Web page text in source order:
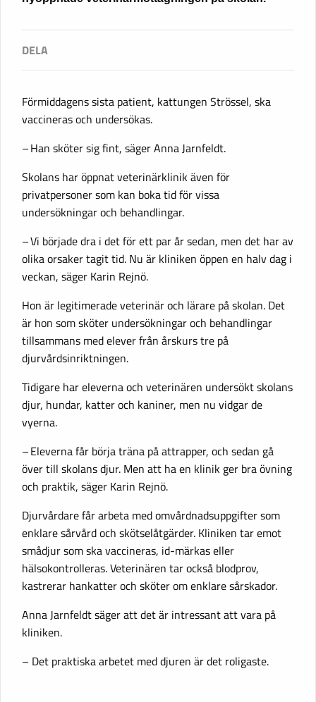
Förmiddagens sista patient, kattungen Strössel, ska
vaccineras och undersökas.
– Han sköter sig fint, säger Anna Jarnfeldt.
Skolans har öppnat veterinärklinik även för
privatpersoner som kan boka tid för vissa
undersökningar och behandlingar.
– Vi började dra i det för ett par år sedan, men det har av
olika orsaker tagit tid. Nu är kliniken öppen en halv dag i
veckan, säger Karin Rejnö.
Hon är legitimerade veterinär och lärare på skolan. Det
är hon som sköter undersökningar och behandlingar
tillsammans med elever från årskurs tre på
djurvårdsinriktningen.
Tidigare har eleverna och veterinären undersökt skolans
djur, hundar, katter och kaniner, men nu vidgar de
vyerna.
– Eleverna får börja träna på attrapper, och sedan gå
över till skolans djur. Men att ha en klinik ger bra övning
och praktik, säger Karin Rejnö.
Djurvårdare får arbeta med omvårdnadsuppgifter som
enklare sårvård och skötselåtgärder. Kliniken tar emot
smådjur som ska vaccineras, id-märkas eller
hälsokontrolleras. Veterinären tar också blodprov,
kastrerar hankatter och sköter om enklare sårskador.
Anna Jarnfeldt säger att det är intressant att vara på
kliniken.
– Det praktiska arbetet med djuren är det roligaste.